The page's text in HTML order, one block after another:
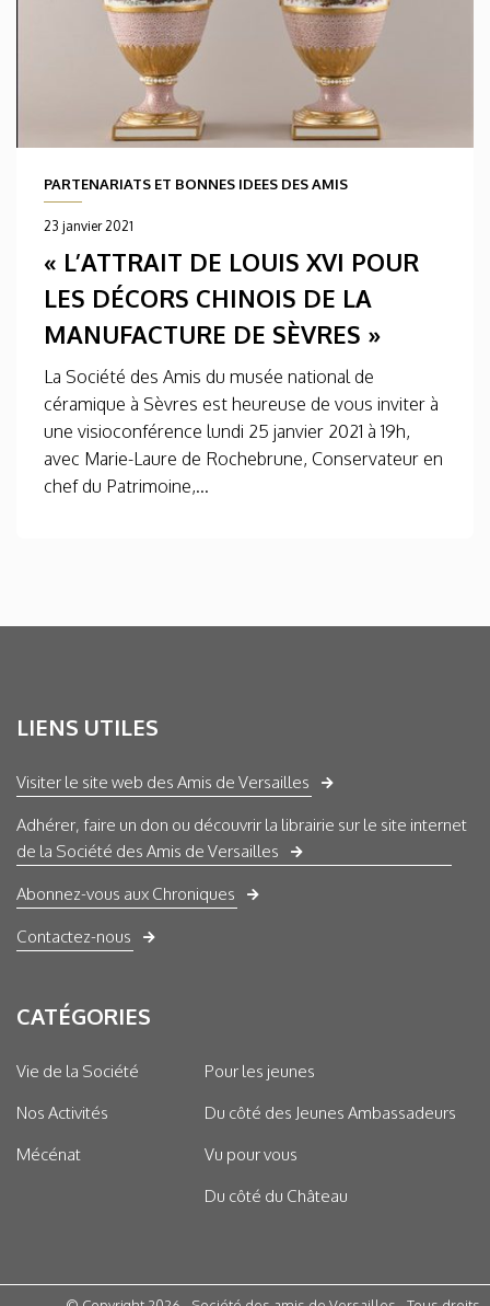
PARTENARIATS ET BONNES IDEES DES AMIS
23 janvier 2021
« L’ATTRAIT DE LOUIS XVI POUR
LES DÉCORS CHINOIS DE LA
MANUFACTURE DE SÈVRES »
La Société des Amis du musée national de
céramique à Sèvres est heureuse de vous inviter à
une visioconférence lundi 25 janvier 2021 à 19h,
avec Marie-Laure de Rochebrune, Conservateur en
chef du Patrimoine,...
LIENS UTILES
Visiter le site web des Amis de Versailles
Adhérer, faire un don ou découvrir la librairie sur le site internet
de la Société des Amis de Versailles
Abonnez-vous aux Chroniques
Contactez-nous
CATÉGORIES
Vie de la Société
Nos Activités
Mécénat
Pour les jeunes
Du côté des Jeunes Ambassadeurs
Vu pour vous
Du côté du Château